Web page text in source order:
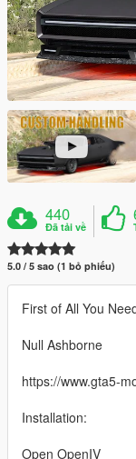
440
Đã tải về
5.0 / 5 sao (1 bỏ phiếu)
First of All You
Null Ashborne
https://www.gta5-
Installation:
Open OpenIV